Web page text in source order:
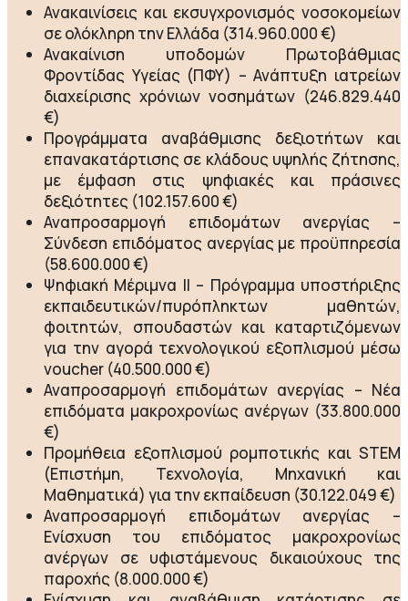
Ανακαινίσεις και εκσυγχρονισμός νοσοκομείων
σε ολόκληρη την Ελλάδα (314.960.000 €)
Ανακαίνιση υποδομών Πρωτοβάθμιας
Φροντίδας Υγείας (ΠΦΥ) – Ανάπτυξη ιατρείων
διαχείρισης χρόνιων νοσημάτων (246.829.440
€)
Προγράμματα αναβάθμισης δεξιοτήτων και
επανακατάρτισης σε κλάδους υψηλής ζήτησης,
με έμφαση στις ψηφιακές και πράσινες
δεξιότητες (102.157.600 €)
Αναπροσαρμογή επιδομάτων ανεργίας –
Σύνδεση επιδόματος ανεργίας με προϋπηρεσία
(58.600.000 €)
Ψηφιακή Μέριμνα ΙΙ – Πρόγραμμα υποστήριξης
εκπαιδευτικών/πυρόπληκτων μαθητών,
φοιτητών, σπουδαστών και καταρτιζόμενων
για την αγορά τεχνολογικού εξοπλισμού μέσω
voucher (40.500.000 €)
Αναπροσαρμογή επιδομάτων ανεργίας – Νέα
επιδόματα μακροχρονίως ανέργων (33.800.000
€)
Προμήθεια εξοπλισμού ρομποτικής και STEM
(Επιστήμη, Τεχνολογία, Μηχανική και
Μαθηματικά) για την εκπαίδευση (30.122.049 €)
Αναπροσαρμογή επιδομάτων ανεργίας –
Ενίσχυση του επιδόματος μακροχρονίως
ανέργων σε υφιστάμενους δικαιούχους της
παροχής (8.000.000 €)